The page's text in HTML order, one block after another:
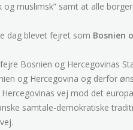
og muslimsk” samt at alle
dag blevet fejret som Bosnien
Bosnien og Hercegovinas
og Hercegovina og derfor
vej mod det
samtale-demokratiske